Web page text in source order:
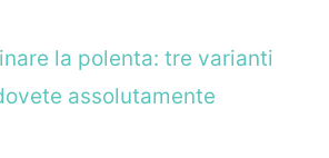
la polenta: tre varianti
assolutamente